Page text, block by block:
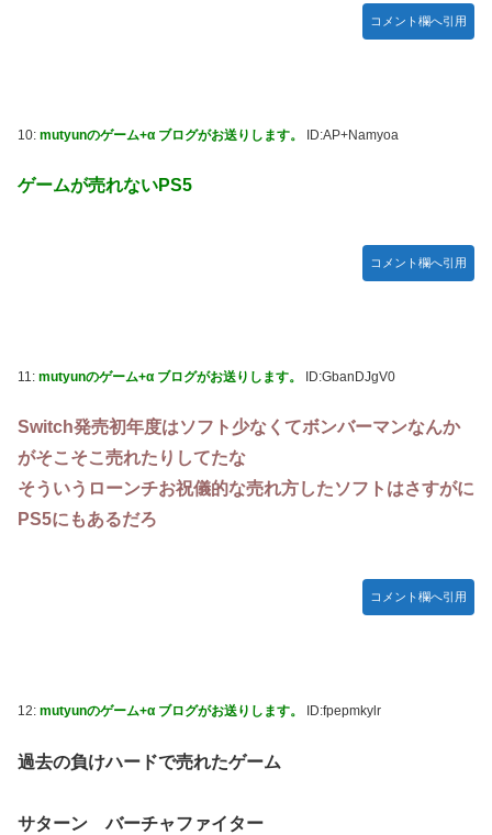
コメント欄へ引用
10: mutyunのゲーム+α ブログがお送りします。 ID:AP+Namyoa
ゲームが売れないPS5
コメント欄へ引用
11: mutyunのゲーム+α ブログがお送りします。 ID:GbanDJgV0
Switch発売初年度はソフト少なくてボンバーマンなんか
がそこそこ売れたりしてたな
そういうローンチお祝儀的な売れ方したソフトはさすがに
PS5にもあるだろ
コメント欄へ引用
12: mutyunのゲーム+α ブログがお送りします。 ID:fpepmkylr
過去の負けハードで売れたゲーム
サターン バーチャファイター